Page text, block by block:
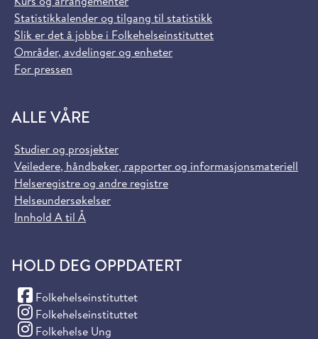
Statistikkalender og tilgang til statistikk
Slik er det å jobbe i Folkehelseinstituttet
Områder, avdelinger og enheter
For pressen
ALLE VÅRE
Studier og prosjekter
Veiledere, håndbøker, rapporter og informasjonsmateriell
Helseregistre og andre registre
Helseundersøkelser
Innhold A til Å
HOLD DEG OPPDATERT
Folkehelseinstituttet
(Facebook)
Folkehelseinstituttet
(Instagram)
Folkehelse Ung
(Instagram)